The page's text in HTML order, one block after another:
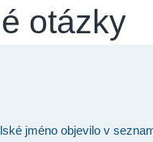
otázky
jméno objevilo v